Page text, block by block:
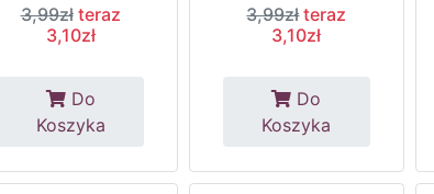
3,99zł teraz
3,10zł
Do
Koszyka
3,99zł teraz
3,10zł
Do
Koszyka